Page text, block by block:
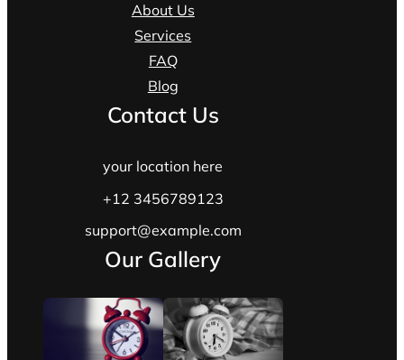
About Us
Services
FAQ
Blog
Contact Us
your location here
+12 3456789123
support@example.com
Our Gallery